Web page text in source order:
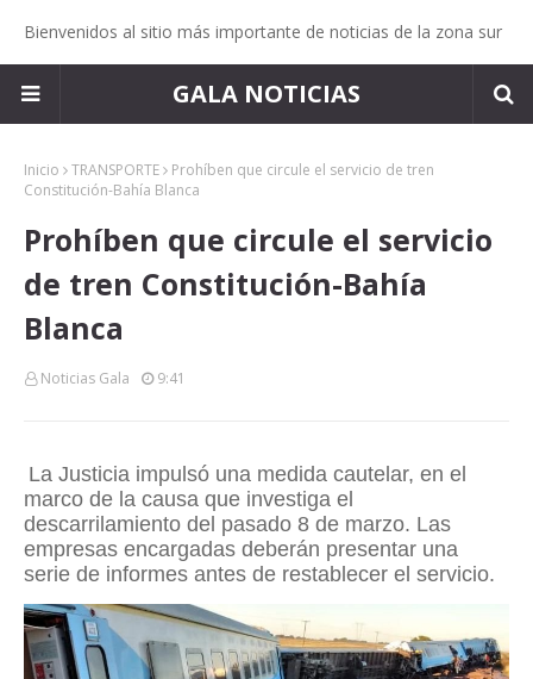
Bienvenidos al sitio más importante de noticias de la zona sur
GALA NOTICIAS
Inicio TRANSPORTE
Prohíben que circule el servicio de tren
Constitución-Bahía Blanca
Prohíben que circule el servicio
de tren Constitución-Bahía
Blanca
Noticias Gala 9:41
La Justicia impulsó una medida cautelar, en el
marco de la causa que investiga el
descarrilamiento del pasado 8 de marzo. Las
empresas encargadas deberán presentar una
serie de informes antes de restablecer el servicio.